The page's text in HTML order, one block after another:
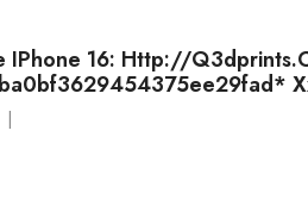
IPhone 16: Http://
|